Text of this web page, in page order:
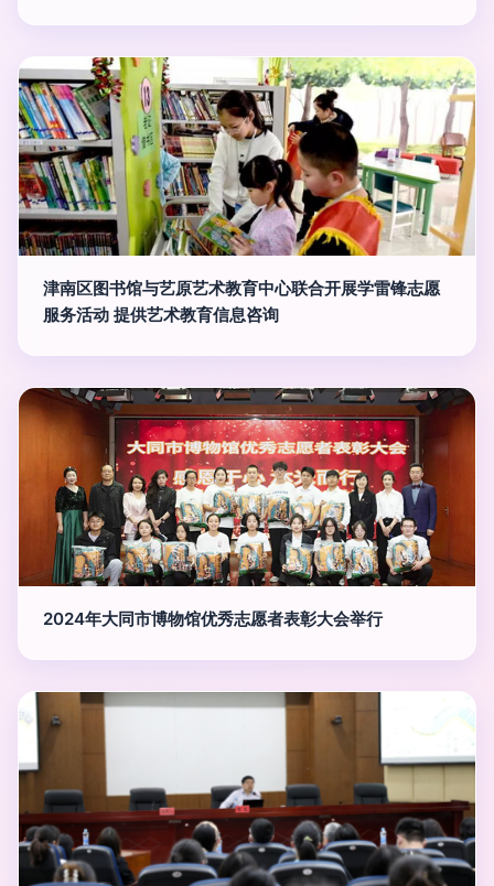
津南区图书馆与艺原艺术教育中心联合开展学雷锋志愿
服务活动 提供艺术教育信息咨询
2024年大同市博物馆优秀志愿者表彰大会举行